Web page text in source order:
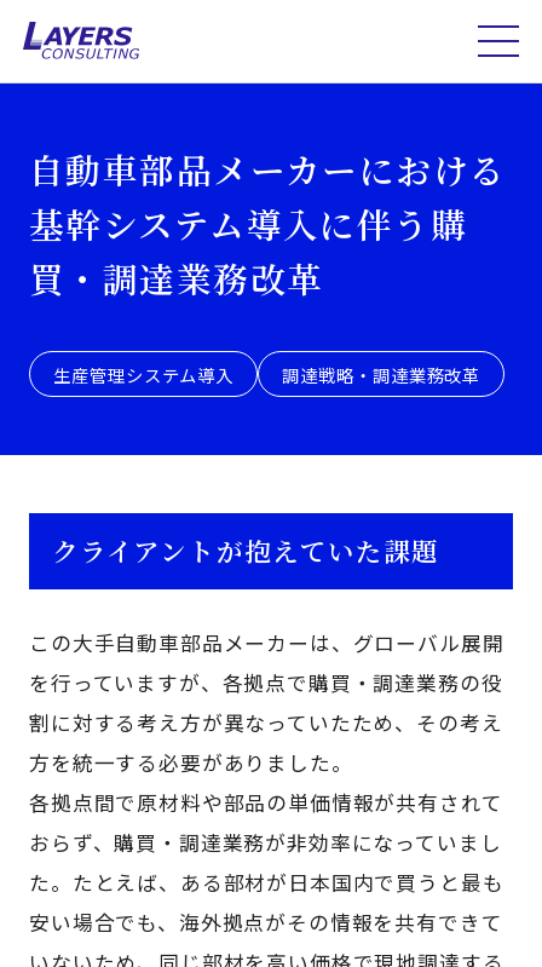
自動車部品メーカーにおける
基幹システム導入に伴う購
買・調達業務改革
生産管理システム導入 調達戦略・調達業務改革
クライアントが抱えていた課題
この大手自動車部品メーカーは、グローバル展開
を行っていますが、各拠点で購買・調達業務の役
割に対する考え方が異なっていたため、その考え
方を統一する必要がありました。
各拠点間で原材料や部品の単価情報が共有されて
おらず、購買・調達業務が非効率になっていまし
た。たとえば、ある部材が日本国内で買うと最も
安い場合でも、海外拠点がその情報を共有できて